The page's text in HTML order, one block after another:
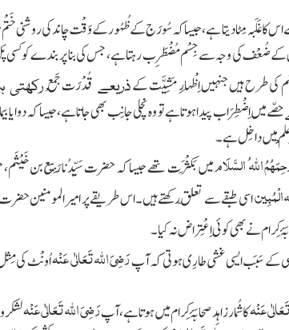
کا غَلَبہ مِٹا دیتا ہے، جیسا کہ سُورَج کے ظُہُور کے وَقْت چاند کی
ضُعْف کی وجہ سے جِسْم مُضْطَرِب رہتا ہے، جس کی بنا پر بندے کو کسی
کی طرح ہیں جنہیں اِظْہَارِ مَشِیَّت کےذریعے قُدْرَت جَمْعرکھتی
حصّے میں اِضْطِرَاب پیدا ہوتا ہے تو وہ نچلی جانِب بھی جاتا ہے،جیسا کہ
عِلْم میں داخِل ہے۔
اللہ ُالسَّلَاممیں بَکَثْرَت تھے جیسا کہ حضرت سَیِّدُنا رَبِیع بن
الْمُبِیناسی طبقے سے تعلّق رکھتے ہیں۔اس طریقے پر امیر المومنین
کِرام نے بھی کوئی اِعْتِراض نہ کیا۔
کے سَبَب ایسی غشی طارِی ہوتی کہ آپرَضِیَاللہتَعَالٰی عَنْہاُونْٹ کی
تَعَالٰی عَنْہکا شُمار زاہِد صحابَۂ کِرام میں ہوتا ہے، آپرَضِیَاللہتَعَالٰی عَنْہ